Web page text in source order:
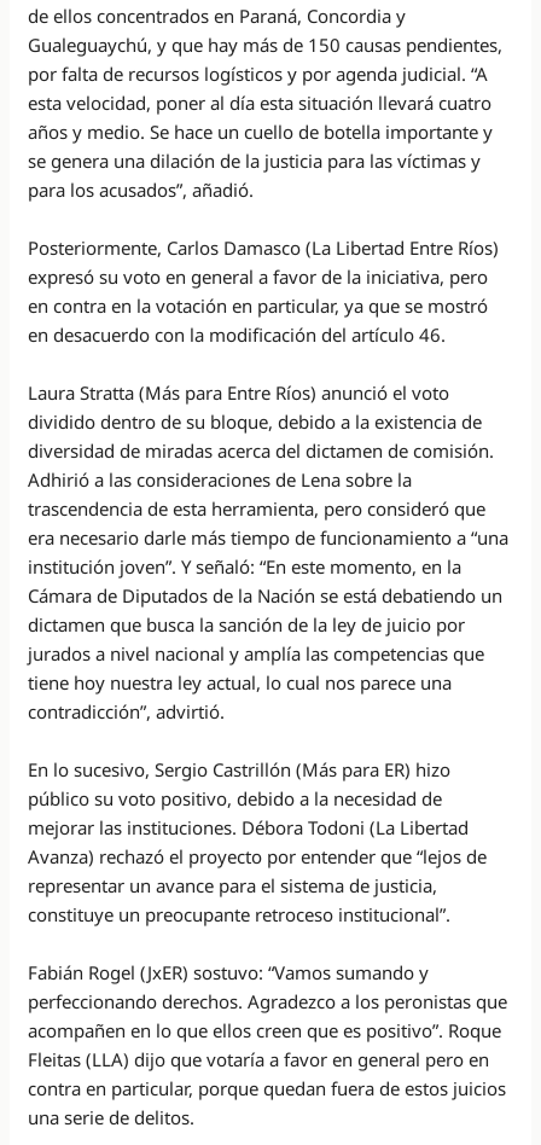
de ellos concentrados en Paraná, Concordia y
Gualeguaychú, y que hay más de 150 causas pendientes,
por falta de recursos logísticos y por agenda judicial. “A
esta velocidad, poner al día esta situación llevará cuatro
años y medio. Se hace un cuello de botella importante y
se genera una dilación de la justicia para las víctimas y
para los acusados”, añadió.
Posteriormente, Carlos Damasco (La Libertad Entre Ríos)
expresó su voto en general a favor de la iniciativa, pero
en contra en la votación en particular, ya que se mostró
en desacuerdo con la modificación del artículo 46.
Laura Stratta (Más para Entre Ríos) anunció el voto
dividido dentro de su bloque, debido a la existencia de
diversidad de miradas acerca del dictamen de comisión.
Adhirió a las consideraciones de Lena sobre la
trascendencia de esta herramienta, pero consideró que
era necesario darle más tiempo de funcionamiento a “una
institución joven”. Y señaló: “En este momento, en la
Cámara de Diputados de la Nación se está debatiendo un
dictamen que busca la sanción de la ley de juicio por
jurados a nivel nacional y amplía las competencias que
tiene hoy nuestra ley actual, lo cual nos parece una
contradicción”, advirtió.
En lo sucesivo, Sergio Castrillón (Más para ER) hizo
público su voto positivo, debido a la necesidad de
mejorar las instituciones. Débora Todoni (La Libertad
Avanza) rechazó el proyecto por entender que “lejos de
representar un avance para el sistema de justicia,
constituye un preocupante retroceso institucional”.
Fabián Rogel (JxER) sostuvo: “Vamos sumando y
perfeccionando derechos. Agradezco a los peronistas que
acompañen en lo que ellos creen que es positivo”. Roque
Fleitas (LLA) dijo que votaría a favor en general pero en
contra en particular, porque quedan fuera de estos juicios
una serie de delitos.